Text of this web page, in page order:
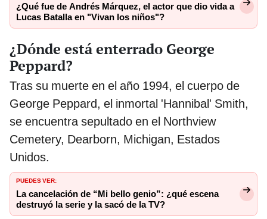
¿Qué fue de Andrés Márquez, el actor que dio vida a
Lucas Batalla en "Vivan los niños"?
¿Dónde está enterrado George
Peppard?
Tras su muerte en el año 1994, el cuerpo de
George Peppard, el inmortal 'Hannibal' Smith,
se encuentra sepultado en el Northview
Cemetery, Dearborn, Michigan, Estados
Unidos.
PUEDES VER:
La cancelación de “Mi bello genio”: ¿qué escena
destruyó la serie y la sacó de la TV?